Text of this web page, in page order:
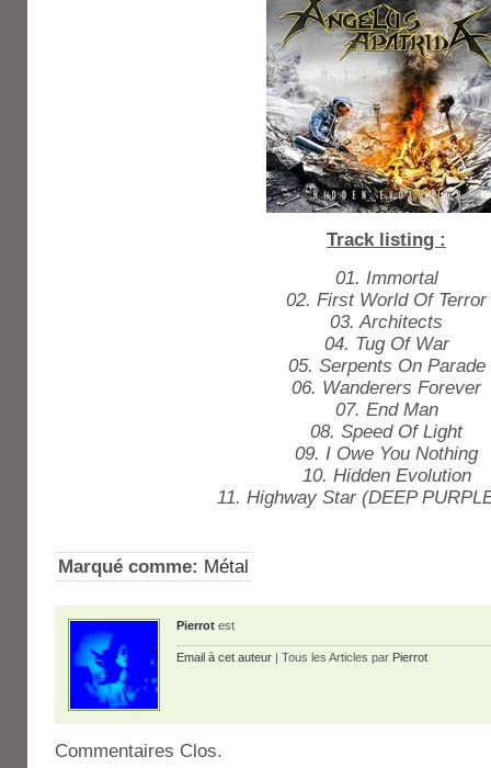
Track listing :
01. Immortal
02. First World Of Terror
03. Architects
04. Tug Of War
05. Serpents On Parade
06. Wanderers Forever
07. End Man
08. Speed Of Light
09. I Owe You Nothing
10. Hidden Evolution
11. Highway Star (DEEP
Marqué comme: Métal
Pierrot est
Email à cet auteur | Tous les Articles par Pierrot
Commentaires Clos.